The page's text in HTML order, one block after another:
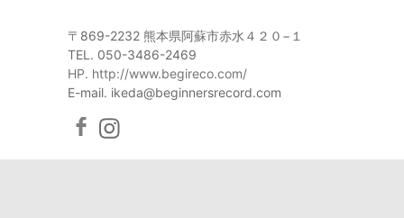
〒869-2232 熊本県阿蘇市赤水４２０−１
TEL. 050-3486-2469
HP. http://www.begireco.com/
E-mail. ikeda@beginnersrecord.com